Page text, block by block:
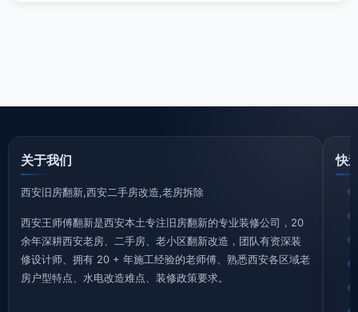
关于我们
西安旧房翻新,西安二手房改造,老房拆除
西安王师傅翻新是西安本土专注旧房翻新的专业装修公司，20
余年深耕西安老房、二手房、老小区翻新改造，团队有资深装
修设计师、拥有 20 + 年施工经验的老师傅、熟悉西安各区域老
房户型特点、水电改造难点、装修政策要求。
快